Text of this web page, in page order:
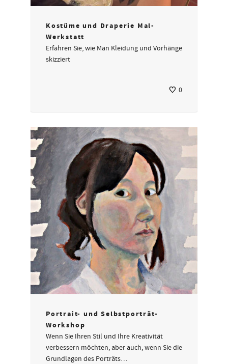
Kostüme und Draperie Mal-
Werkstatt
Erfahren Sie, wie Man Kleidung und Vorhänge
skizziert
0
Portrait- und Selbstporträt-
Workshop
Wenn Sie Ihren Stil und Ihre Kreativität
verbessern möchten, aber auch, wenn Sie die
Grundlagen des Porträts…